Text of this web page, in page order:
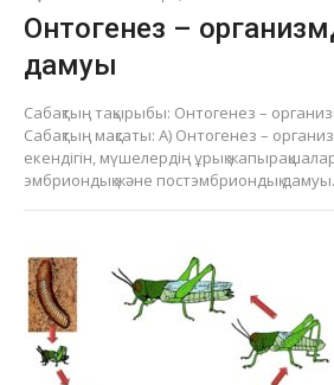
Онтогенез –
дамуы
Сабақтың тақырыбы: Онтогенез –
Сабақтың мақсаты: А) Онтогенез –
екендігін, мүшелердің ұрық
эмбриондық және постэмбриондық